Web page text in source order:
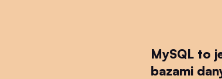
MySQL to
bazami